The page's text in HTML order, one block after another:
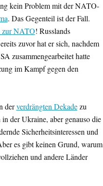
kein Problem mit der NATO-
. Das Gegenteil ist der Fall.
zur NATO! Russlands
zuvor hat er sich, nachdem
zusammengearbeitet hatte
im Kampf gegen den
derverdrängten Dekadezu
der Ukraine, aber genauso die
Sicherheitsinteressen und
es gibt keinen Grund, warum
und andere Länder